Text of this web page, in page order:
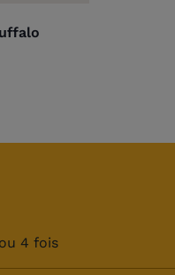
4 fois